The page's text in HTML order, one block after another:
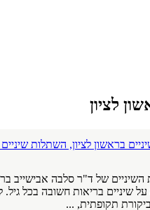
לציון
בראשון לציון, השתלות
של ד"ר סלבה אבישייב
שיניים בריאות חשובה בכל גיל.
תקופתית, ...